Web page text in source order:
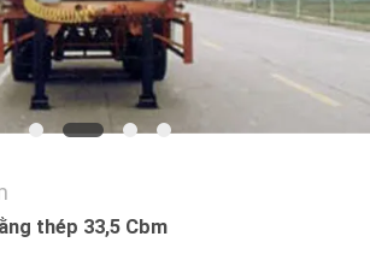
thép 33,5 Cbm